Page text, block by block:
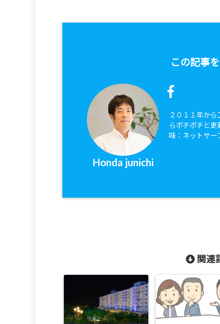
この記事
Honda junichi
２０１１年か
らボチボチと更
味：ネットサー
関連